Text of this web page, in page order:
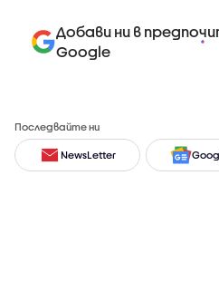
Добави ни в
Google
Последвайте ни
NewsLetter